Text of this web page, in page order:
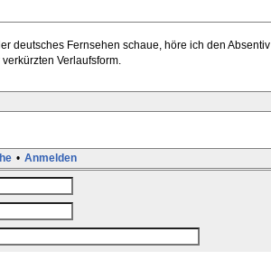
deutsches Fernsehen schaue, höre ich den Absentiv
Verlaufsform.
• Anmelden